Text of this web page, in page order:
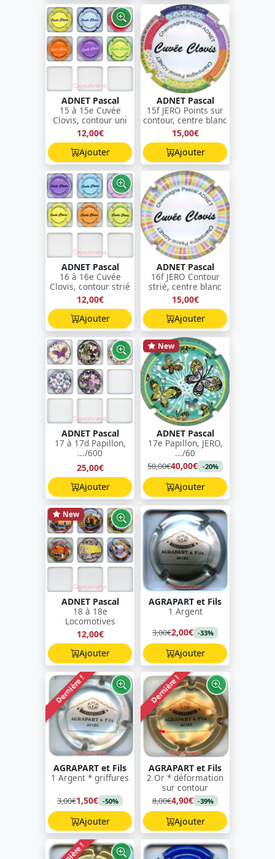
ADNET Pascal
15 à 15e Cuvée
Clovis, contour uni
12,00€
Ajouter
ADNET Pascal
15f JERO Points sur
contour, centre blanc
15,00€
Ajouter
ADNET Pascal
16 à 16e Cuvée
Clovis, contour strié
12,00€
Ajouter
ADNET Pascal
16f JERO Contour
strié, centre blanc
15,00€
Ajouter
ADNET Pascal
17 à 17d Papillon,
.../600
25,00€
Ajouter
New
ADNET Pascal
17e Papillon, JERO,
.../60
50,00€40,00€ -20%
Ajouter
New
ADNET Pascal
18 à 18e
Locomotives
12,00€
Ajouter
AGRAPART et Fils
1 Argent
3,00€2,00€ -33%
Ajouter
Dernière !
AGRAPART et Fils
1 Argent * griffures
3,00€1,50€ -50%
Ajouter
Dernière !
AGRAPART et Fils
2 Or * déformation
sur contour
8,00€4,90€ -39%
Ajouter